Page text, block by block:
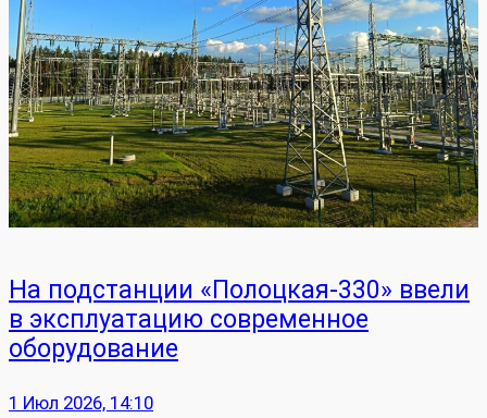
На подстанции «Полоцкая‑330» ввели
в эксплуатацию современное
оборудование
1 Июл 2026, 14:10